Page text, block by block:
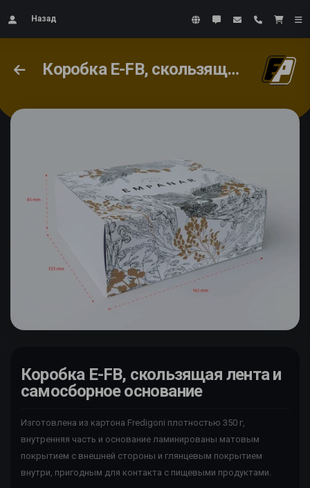
Назад
Коробка E-FB, скользящая лента и самосборное основание
Коробка E-FB, скользящая лента и
самосборное основание
Изготовлена из картона Fredigoni плотностью 350 г,
внутренняя часть и основание ламинированы матовым
покрытием с внешней стороны и глянцевым покрытием
внутри, пригодным для контакта с пищевыми продуктами.